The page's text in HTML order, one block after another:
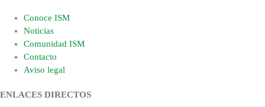
Conoce ISM
Noticias
Comunidad ISM
Contacto
Aviso legal
ENLACES DIRECTOS